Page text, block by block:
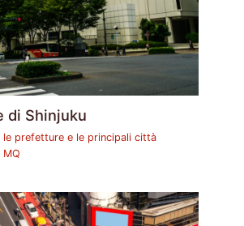
di Shinjuku
le prefetture e le principali città
MQ